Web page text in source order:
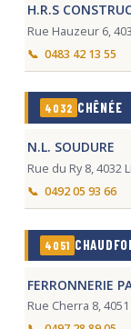
H.R.S
Rue Hauzeur 6,
0483 42 13 55
4032 CHÊNÉE
N.L. SOUDURE
Rue du Ry 8, 4032
0492 05 93 66
4051
FERRONNERIE
Rue Cherra 8,